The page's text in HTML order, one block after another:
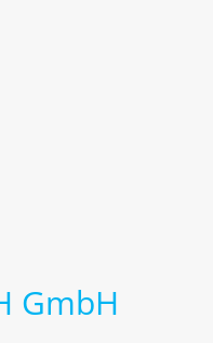
GmbH